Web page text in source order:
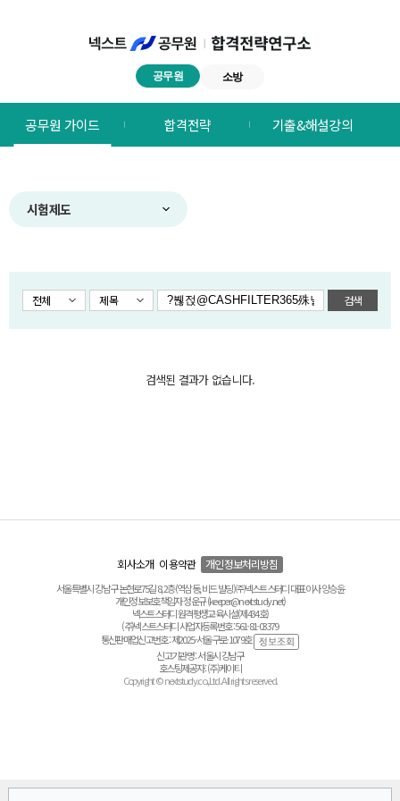
공무원 소방
합격전략연구소
메뉴
공무원 가이드 합격전략 기출&해설강의
시험제도
전체 제목 검색
검색된 결과가 없습니다.
회사소개 이용약관 개인정보처리방침
서울특별시 강남구 논현로75길 8, 2층(역삼동, 비드 빌딩) ㈜넥스트스터디 대표이사 양승윤
개인정보보호책임자 정운규 (keeper@nextstudy.net)
넥스트스터디 원격평생교육시설(제434호)
(주)넥스트스터디 사업자등록번호 : 561-81-03379
통신판매업신고번호 : 제2025-서울구로-1079호
신고기관명 : 서울시 강남구
호스팅제공자 : (주)케이티
Copyright © nextstudy.co.,Ltd. All rights reserved.